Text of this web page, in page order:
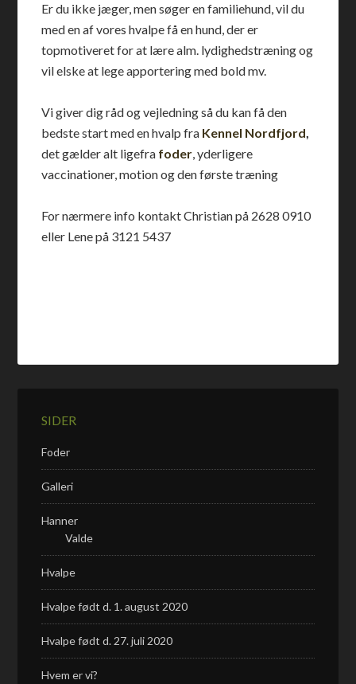
Er du ikke jæger, men søger en familiehund, vil du
med en af vores hvalpe få en hund, der er
topmotiveret for at lære alm. lydighedstræning og
vil elske at lege apportering med bold mv.
Vi giver dig råd og vejledning så du kan få den
bedste start med en hvalp fra Kennel Nordfjord,
det gælder alt ligefra foder, yderligere
vaccinationer, motion og den første træning
For nærmere info kontakt Christian på 2628 0910
eller Lene på 3121 5437
SIDER
Foder
Galleri
Hanner
Valde
Hvalpe
Hvalpe født d. 1. august 2020
Hvalpe født d. 27. juli 2020
Hvem er vi?